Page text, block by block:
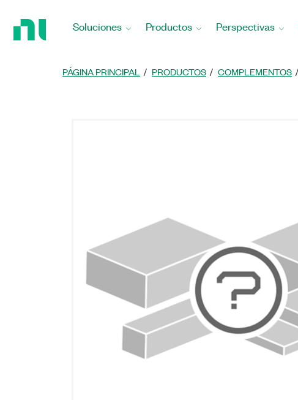
Soluciones Productos Perspectivas
PÁGINA PRINCIPAL PRODUCTOS COMPLEMENTOS